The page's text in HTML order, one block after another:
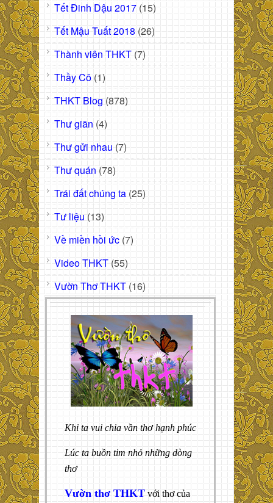
Tết Đinh Dậu 2017 (15)
Tết Mậu Tuất 2018 (26)
Thành viên THKT (7)
Thầy Cô (1)
THKT Blog (878)
Thư giãn (4)
Thư gửi nhau (7)
Thư quán (78)
Trái đất chúng ta (25)
Tư liệu (13)
Về miền hồi ức (7)
Video THKT (55)
Vườn Thơ THKT (16)
Khi ta vui chia vần thơ hạnh phúc
Lúc ta buồn tim nhỏ những dòng
thơ
Vườn thơ THKT với thơ của